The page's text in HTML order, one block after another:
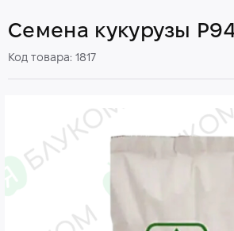
Семена кукурузы
Код товара: 1817